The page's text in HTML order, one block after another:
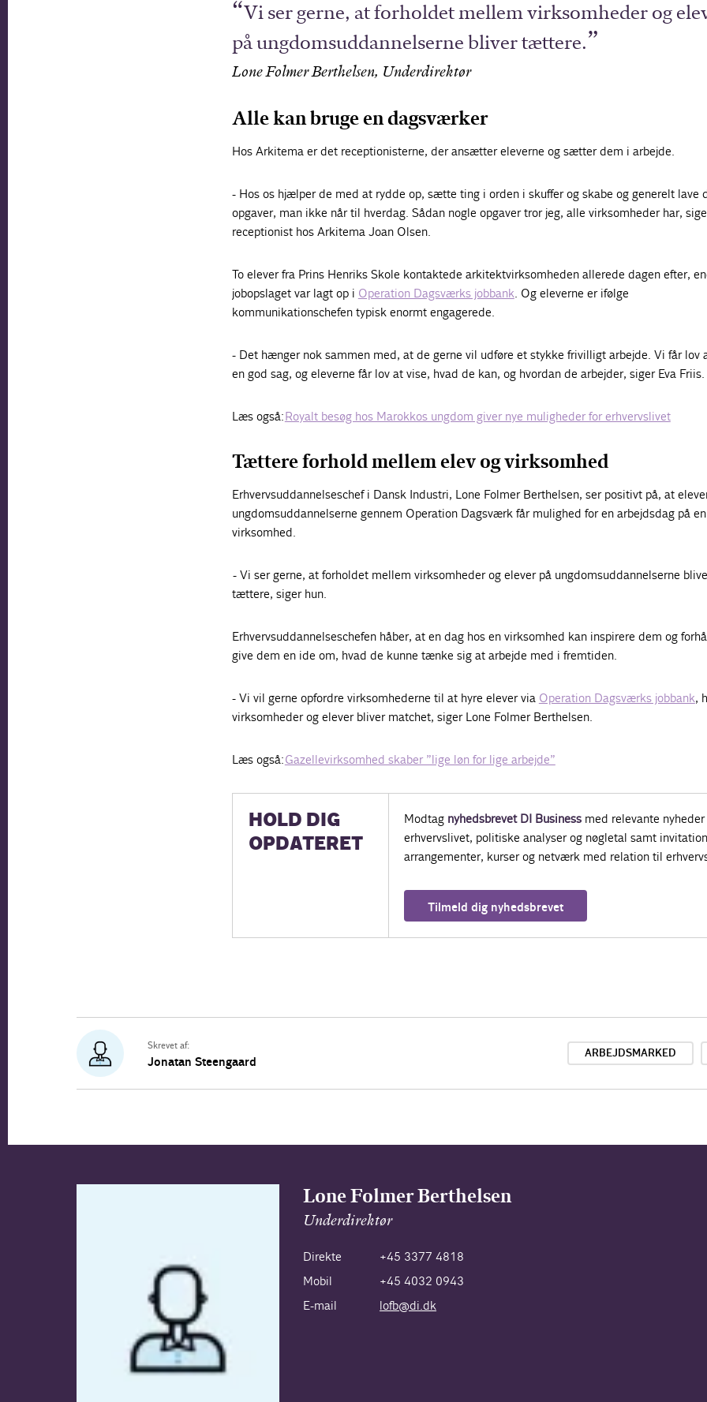
Vi ser gerne, at forholdet mellem virksomheder og
på ungdomsuddannelserne bliver tættere.
Lone Folmer Berthelsen, Underdirektør
Alle kan bruge en dagsværker
Hos Arkitema er det receptionisterne, der ansætter eleverne og sætter dem i arbejde.
- Hos os hjælper de med at rydde op, sætte ting i orden i skuffer og skabe og generelt lave
opgaver, man ikke når til hverdag. Sådan nogle opgaver tror jeg, alle virksomheder har,
receptionist hos Arkitema Joan Olsen.
To elever fra Prins Henriks Skole kontaktede arkitektvirksomheden allerede dagen efter,
jobopslaget var lagt op i Operation Dagsværks jobbank. Og eleverne er ifølge
kommunikationschefen typisk enormt engagerede.
- Det hænger nok sammen med, at de gerne vil udføre et stykke frivilligt arbejde. Vi får lov
en god sag, og eleverne får lov at vise, hvad de kan, og hvordan de arbejder, siger Eva Friis.
Læs også:Royalt besøg hos Marokkos ungdom giver nye muligheder for erhvervslivet
Tættere forhold mellem elev og virksomhed
Erhvervsuddannelseschef i Dansk Industri, Lone Folmer Berthelsen, ser positivt på, at
ungdomsuddannelserne gennem Operation Dagsværk får mulighed for en arbejdsdag på en
virksomhed.
- Vi ser gerne, at forholdet mellem virksomheder og elever på ungdomsuddannelserne
tættere, siger hun.
Erhvervsuddannelseschefen håber, at en dag hos en virksomhed kan inspirere dem og
give dem en ide om, hvad de kunne tænke sig at arbejde med i fremtiden.
- Vi vil gerne opfordre virksomhederne til at hyre elever via Operation Dagsværks jobbank,
virksomheder og elever bliver matchet, siger Lone Folmer Berthelsen.
Læs også:Gazellevirksomhed skaber ”lige løn for lige arbejde”
HOLD DIG
OPDATERET
Modtag nyhedsbrevet DI Businessmed relevante nyheder
erhvervslivet, politiske analyser og nøgletal samt
arrangementer, kurser og netværk med relation til
Tilmeld dig nyhedsbrevet
Skrevet af:
Jonatan Steengaard
ARBEJDSMARKED
Lone Folmer Berthelsen
Underdirektør
Direkte
+45 3377 4818
Mobil
+45 4032 0943
E-mail
lofb@di.dk